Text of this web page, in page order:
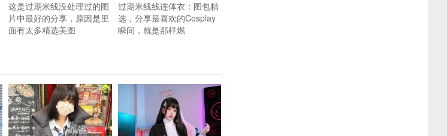
这是过期米线没处理过的图
片中最好的分享，原因是里
面有太多精选美图
过期米线线连体衣：图包精
选，分享最喜欢的Cosplay
瞬间，就是那样燃